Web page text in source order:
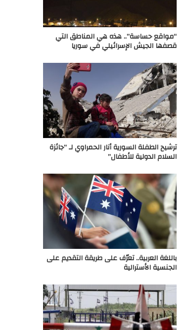
“مواقع حساسة”.. هذه هي المناطق التي
قصفها الجيش الإسرائيلي في سوريا
ترشيح الطفلة السورية أنار الحمراوي لـ “جائزة
السلام الدولية للأطفال”
باللغة العربية.. تعرّف على طريقة التقديم على
الجنسية الأسترالية